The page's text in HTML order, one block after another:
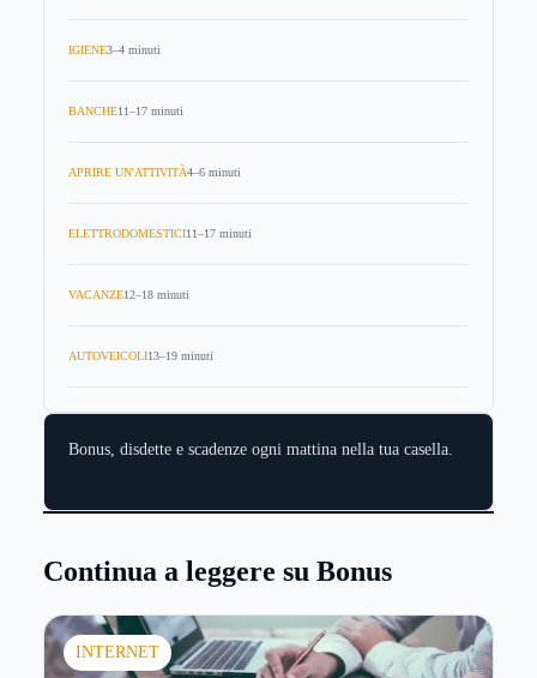
IGIENE3–4 minuti
BANCHE11–17 minuti
APRIRE UN'ATTIVITÀ4–6 minuti
ELETTRODOMESTICI11–17 minuti
VACANZE12–18 minuti
AUTOVEICOLI13–19 minuti
Bonus, disdette e scadenze ogni mattina nella tua casella.
Continua a leggere su Bonus
INTERNET